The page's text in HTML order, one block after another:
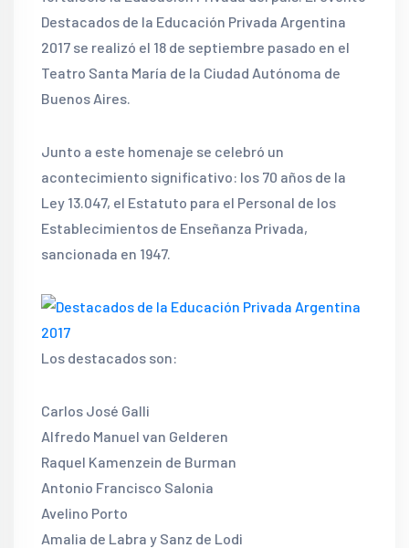
Destacados de la Educación Privada Argentina
2017 se realizó el 18 de septiembre pasado en el
Teatro Santa María de la Ciudad Autónoma de
Buenos Aires.
Junto a este homenaje se celebró un
acontecimiento significativo: los 70 años de la
Ley 13.047, el Estatuto para el Personal de los
Establecimientos de Enseñanza Privada,
sancionada en 1947.
Los destacados son:
Carlos José Galli
Alfredo Manuel van Gelderen
Raquel Kamenzein de Burman
Antonio Francisco Salonia
Avelino Porto
Amalia de Labra y Sanz de Lodi